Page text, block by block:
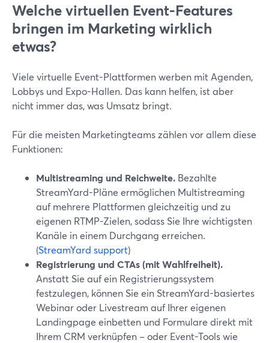
Welche virtuellen Event-Features
bringen im Marketing wirklich
etwas?
Viele virtuelle Event-Plattformen werben mit Agenden,
Lobbys und Expo-Hallen. Das kann helfen, ist aber
nicht immer das, was Umsatz bringt.
Für die meisten Marketingteams zählen vor allem diese
Funktionen:
Multistreaming und Reichweite. Bezahlte
StreamYard-Pläne ermöglichen Multistreaming
auf mehrere Plattformen gleichzeitig und zu
eigenen RTMP-Zielen, sodass Sie Ihre wichtigsten
Kanäle in einem Durchgang erreichen.
(StreamYard support)
Registrierung und CTAs (mit Wahlfreiheit).
Anstatt Sie auf ein Registrierungssystem
festzulegen, können Sie ein StreamYard-basiertes
Webinar oder Livestream auf Ihrer eigenen
Landingpage einbetten und Formulare direkt mit
Ihrem CRM verknüpfen – oder Event-Tools wie